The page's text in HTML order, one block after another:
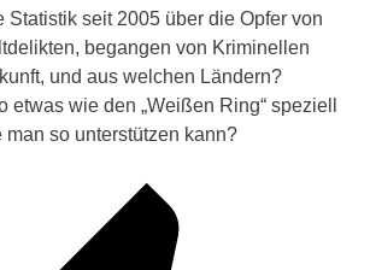
Statistik seit 2005 über die Opfer von
begangen von Kriminellen
und aus welchen Ländern?
etwas wie den „Weißen Ring“ speziell
man so unterstützen kann?